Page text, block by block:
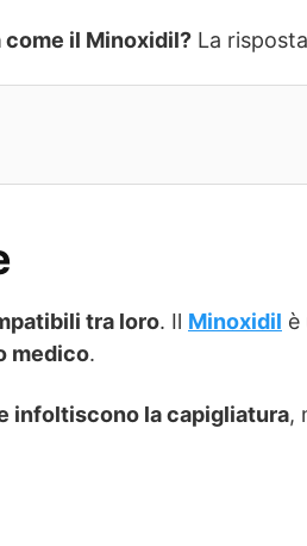
il Minoxidil? La
tra loro. Il Minoxidil è
medico.
infoltiscono la capigliatura,